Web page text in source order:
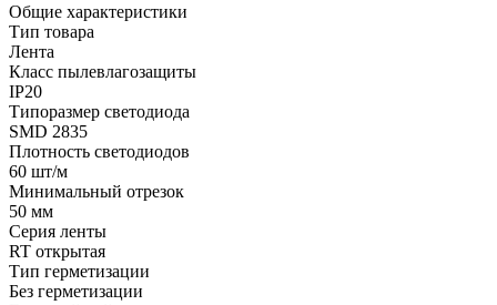
Общие характеристики
Тип товара
Лента
Класс пылевлагозащиты
IP20
Типоразмер светодиода
SMD 2835
Плотность светодиодов
60 шт/м
Минимальный отрезок
50 мм
Серия ленты
RT открытая
Тип герметизации
Без герметизации